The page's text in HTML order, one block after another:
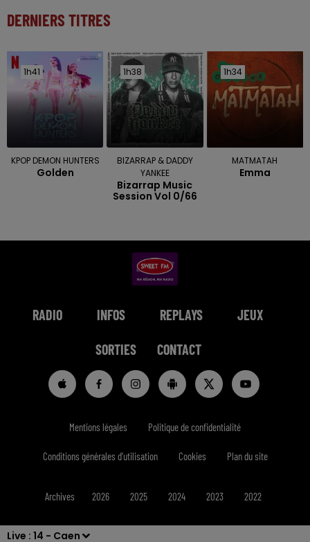
Live : 14 - Caen
DERNIERS TITRES
1h41
1h41
KPOP DEMON HUNTERS
Golden
1h38
1h38
BIZARRAP & DADDY
YANKEE
Bizarrap Music
Session Vol 0/66
1h34
1h34
MATMATAH
Emma
RADIO INFOS REPLAYS JEUX
SORTIES CONTACT
Mentions légales Politique de confidentialité
Conditions générales d'utilisation Cookies Plan du site
Archives 2026 2025 2024 2023 2022